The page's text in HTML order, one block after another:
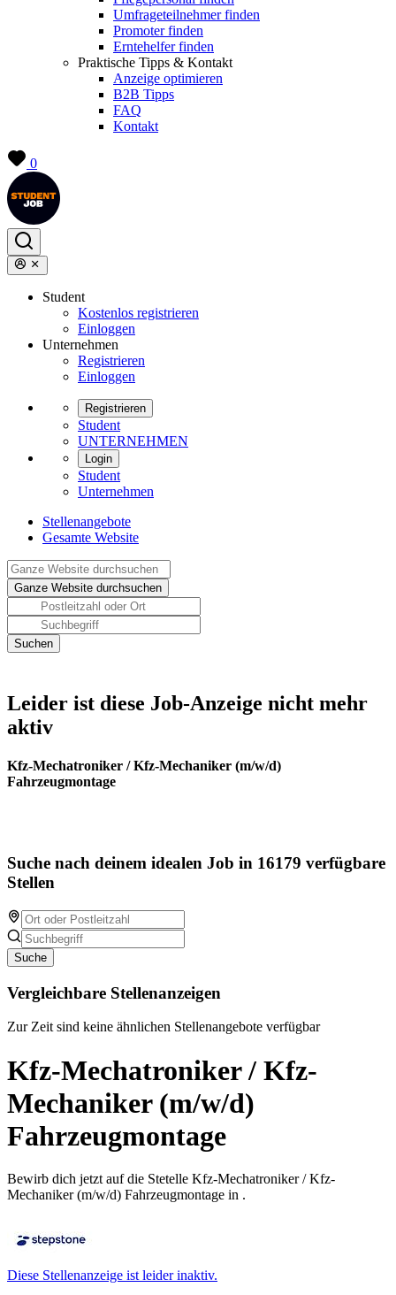
Umfrageteilnehmer finden
Promoter finden
Erntehelfer finden
Praktische Tipps & Kontakt
Anzeige optimieren
B2B Tipps
FAQ
Kontakt
0
Student
Kostenlos registrieren
Einloggen
Unternehmen
Registrieren
Einloggen
Registrieren
Student
UNTERNEHMEN
Login
Student
Unternehmen
Stellenangebote
Gesamte Website
Leider ist diese Job-Anzeige nicht mehr
aktiv
Kfz-Mechatroniker / Kfz-Mechaniker (m/w/d)
Fahrzeugmontage
Suche nach deinem idealen Job in 16179 verfügbare
Stellen
Suche
Vergleichbare Stellenanzeigen
Zur Zeit sind keine ähnlichen Stellenangebote verfügbar
Kfz-Mechatroniker / Kfz-
Mechaniker (m/w/d)
Fahrzeugmontage
Bewirb dich jetzt auf die Stetelle Kfz-Mechatroniker / Kfz-
Mechaniker (m/w/d) Fahrzeugmontage in .
Diese Stellenanzeige ist leider inaktiv.